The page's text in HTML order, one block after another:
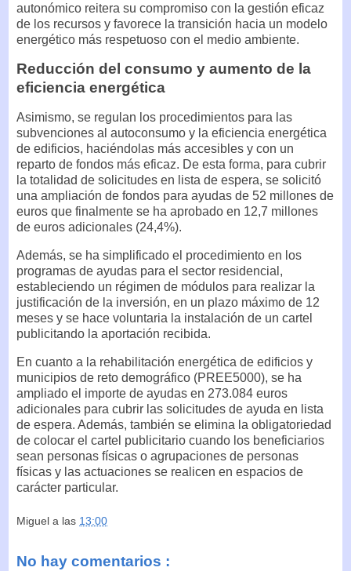
autonómico reitera su compromiso con la gestión eficaz
de los recursos y favorece la transición hacia un modelo
energético más respetuoso con el medio ambiente.
Reducción del consumo y aumento de la
eficiencia energética
Asimismo, se regulan los procedimientos para las
subvenciones al autoconsumo y la eficiencia energética
de edificios, haciéndolas más accesibles y con un
reparto de fondos más eficaz. De esta forma, para cubrir
la totalidad de solicitudes en lista de espera, se solicitó
una ampliación de fondos para ayudas de 52 millones de
euros que finalmente se ha aprobado en 12,7 millones
de euros adicionales (24,4%).
Además, se ha simplificado el procedimiento en los
programas de ayudas para el sector residencial,
estableciendo un régimen de módulos para realizar la
justificación de la inversión, en un plazo máximo de 12
meses y se hace voluntaria la instalación de un cartel
publicitando la aportación recibida.
En cuanto a la rehabilitación energética de edificios y
municipios de reto demográfico (PREE5000), se ha
ampliado el importe de ayudas en 273.084 euros
adicionales para cubrir las solicitudes de ayuda en lista
de espera. Además, también se elimina la obligatoriedad
de colocar el cartel publicitario cuando los beneficiarios
sean personas físicas o agrupaciones de personas
físicas y las actuaciones se realicen en espacios de
carácter particular.
Miguel a las 13:00
No hay comentarios :